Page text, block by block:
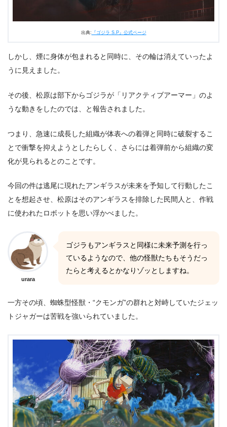
出典: 『ゴジラ S.P』公式ページ
しかし、煙に身体が包まれると同時に、その輪は消えていったよ
うに見えました。
その後、松原は部下からゴジラが「リアクティブアーマー」のよ
うな動きをしたのでは、と報告されました。
つまり、急速に成長した組織が体表への着弾と同時に破裂するこ
とで衝撃を抑えようとしたらしく、さらには着弾前から組織の変
化が見られるとのことです。
今回の件は逃尾に現れたアンギラスが未来を予知して行動したこ
とを想起させ、松原はそのアンギラスを排除した民間人と、作戦
に使われたロボットを思い浮かべました。
urara
ゴジラもアンギラスと同様に未来予測を行っ
ているようなので、他の怪獣たちもそうだっ
たらと考えるとかなりゾッとしますね。
一方その頃、蜘蛛型怪獣・“クモンガ”の群れと対峙していたジェッ
トジャガーは苦戦を強いられていました。